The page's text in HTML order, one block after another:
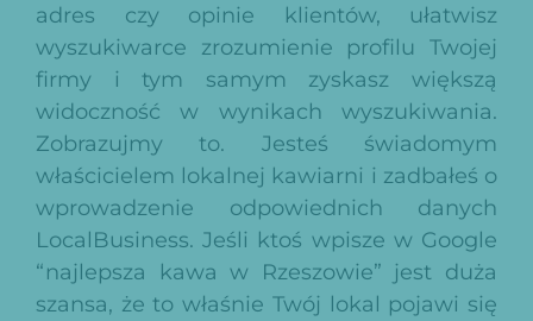
adres czy opinie klientów, ułatwisz
wyszukiwarce zrozumienie profilu Twojej
firmy i tym samym zyskasz większą
widoczność w wynikach wyszukiwania.
Zobrazujmy to. Jesteś świadomym
właścicielem lokalnej kawiarni i zadbałeś o
wprowadzenie odpowiednich danych
LocalBusiness. Jeśli ktoś wpisze w Google
“najlepsza kawa w Rzeszowie” jest duża
szansa, że to właśnie Twój lokal pojawi się